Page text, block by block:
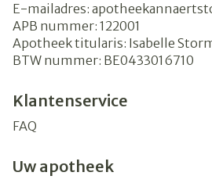
E-mailadres:
APB nummer: 122001
Apotheek titularis: Isabelle
BTW nummer: BE0433016710
Klantenservice
FAQ
Uw apotheek